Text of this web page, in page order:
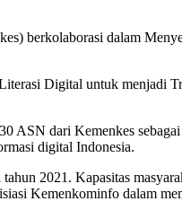
berkolaborasi dalam
Digital untuk menjadi
ASN dari Kemenkes
digital Indonesia.
2021. Kapasitas
Kemenkominfo dalam